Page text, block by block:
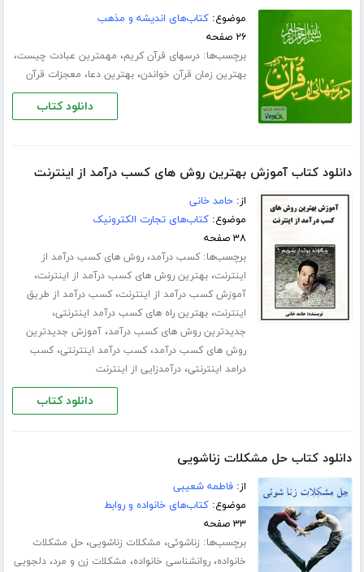
موضوع:کتاب‌های اندیشه و مذهب
۲۶ صفحه
برچسب‌ها:درسهای قرآن کریم، مهمترین عبادت چیست،
بهترین زمان قرآن خواندن،بهترین دعا، معجزات قرآن
دانلود کتاب
دانلود کتاب آموزش بهترین روش های کسب درآمد از اینترنت
از:حامد خانی
موضوع:کتاب‌های تجارت الکترونیک
۳۸ صفحه
برچسب‌ها:کسب درآمد،روش های کسب درآمد از
اینترنت،بهترین روش های کسب درآمد از اینترنت،
آموزش کسب درآمد از اینترنت،کسب درآمد از طریق
اینترنت،بهترین راه های کسب درآمد اینترنتی،
جدیدترین روش های کسب درآمد،آموزش جدیدترین
روش های کسب درآمد،کسب درآمد اینترنتی،کسب
درامد اینترنتی،درآمدزایی از اینترنت
دانلود کتاب
دانلود کتاب حل مشکلات زناشویی
از:فاطمه شعیبی
موضوع:کتاب‌های خانواده و روابط
۳۳ صفحه
برچسب‌ها: زناشوئی، مشکلات زناشویی،حل مشکلات
خانواده،روانشناسی خانواده، مشکلات زن و مرد،دلجویی